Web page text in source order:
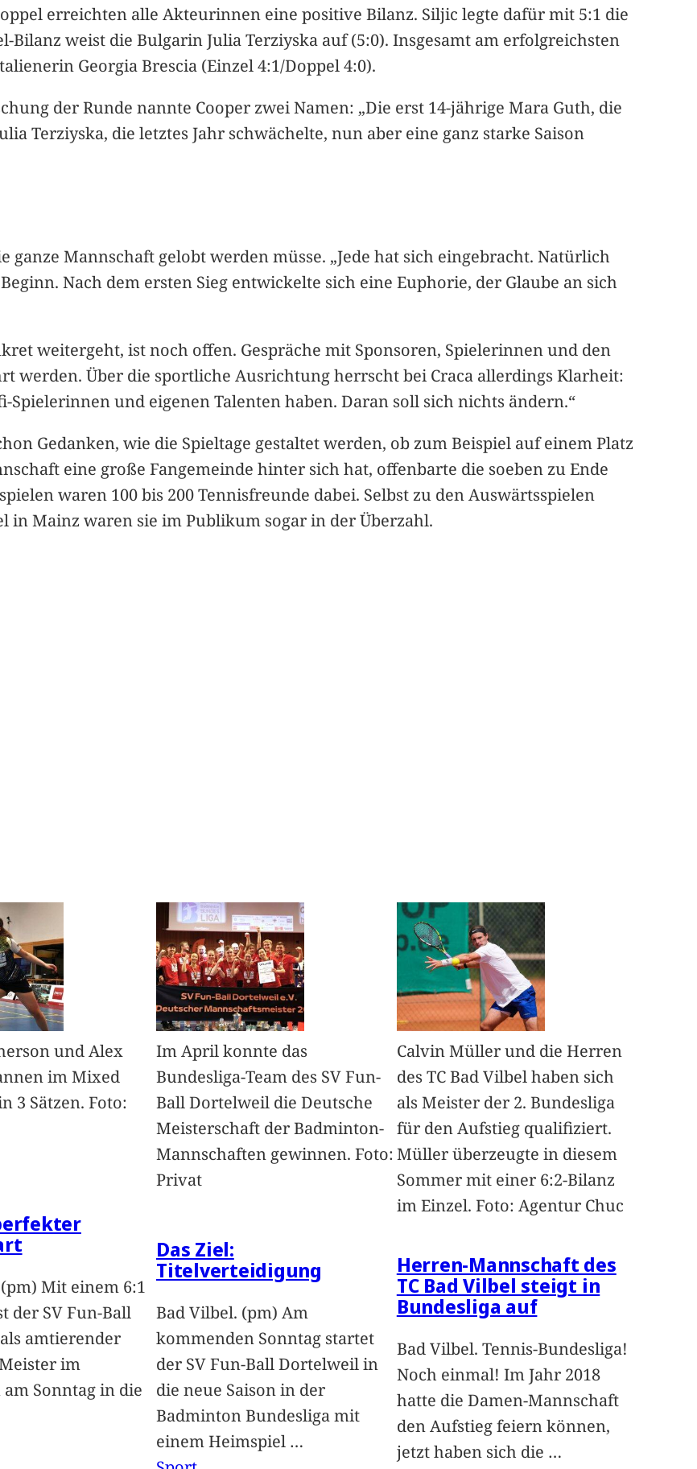
erreichten alle Akteurinnen eine positive Bilanz. Siljic legte dafür mit 5:1 die
Bilanz weist die Bulgarin Julia Terziyska auf (5:0). Insgesamt am erfolgreichsten
Georgia Brescia (Einzel 4:1/Doppel 4:0).
der Runde nannte Cooper zwei Namen: „Die erst 14-jährige Mara Guth, die
Terziyska, die letztes Jahr schwächelte, nun aber eine ganz starke Saison
ganze Mannschaft gelobt werden müsse. „Jede hat sich eingebracht. Natürlich
Nach dem ersten Sieg entwickelte sich eine Euphorie, der Glaube an sich
weitergeht, ist noch offen. Gespräche mit Sponsoren, Spielerinnen und den
werden. Über die sportliche Ausrichtung herrscht bei Craca allerdings Klarheit:
und eigenen Talenten haben. Daran soll sich nichts ändern.“
Gedanken, wie die Spieltage gestaltet werden, ob zum Beispiel auf einem Platz
eine große Fangemeinde hinter sich hat, offenbarte die soeben zu Ende
waren 100 bis 200 Tennisfreunde dabei. Selbst zu den Auswärtsspielen
in Mainz waren sie im Publikum sogar in der Überzahl.
und Alex
im Mixed
3 Sätzen. Foto:
Mit einem 6:1
der SV Fun-Ball
amtierender
im
Sonntag in die
Im April konnte das
Bundesliga-Team des SV Fun-
Ball Dortelweil die Deutsche
Meisterschaft der Badminton-
Mannschaften gewinnen. Foto:
Privat
Das Ziel:
Titelverteidigung
Bad Vilbel. (pm) Am
kommenden Sonntag startet
der SV Fun-Ball Dortelweil in
die neue Saison in der
Badminton Bundesliga mit
einem Heimspiel …
Calvin Müller und die Herren
des TC Bad Vilbel haben sich
als Meister der 2. Bundesliga
für den Aufstieg qualifiziert.
Müller überzeugte in diesem
Sommer mit einer 6:2-Bilanz
im Einzel. Foto: Agentur Chuc
Herren-Mannschaft des
TC Bad Vilbel steigt in
Bundesliga auf
Bad Vilbel. Tennis-Bundesliga!
Noch einmal! Im Jahr 2018
hatte die Damen-Mannschaft
den Aufstieg feiern können,
jetzt haben sich die …